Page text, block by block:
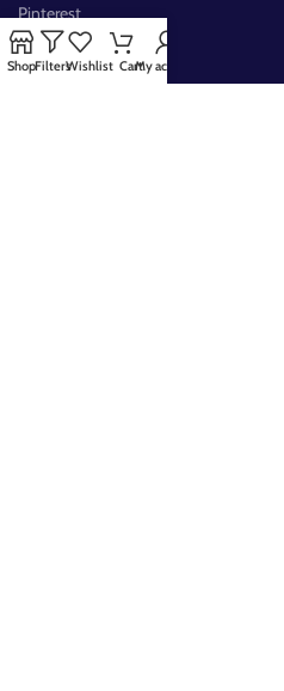
Pinterest
FB Group
ShopFiltersWishlist CartMy account